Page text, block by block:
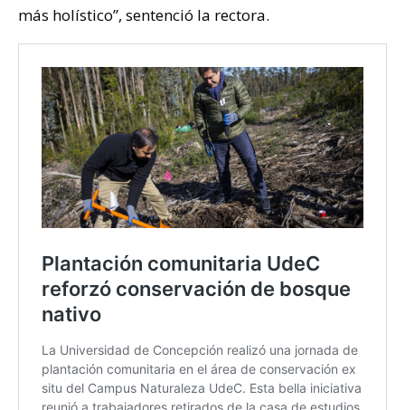
más holístico”, sentenció la rectora.